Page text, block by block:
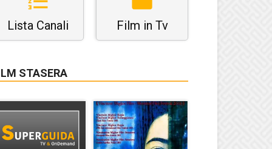
Lista Canali Film in Tv
STASERA